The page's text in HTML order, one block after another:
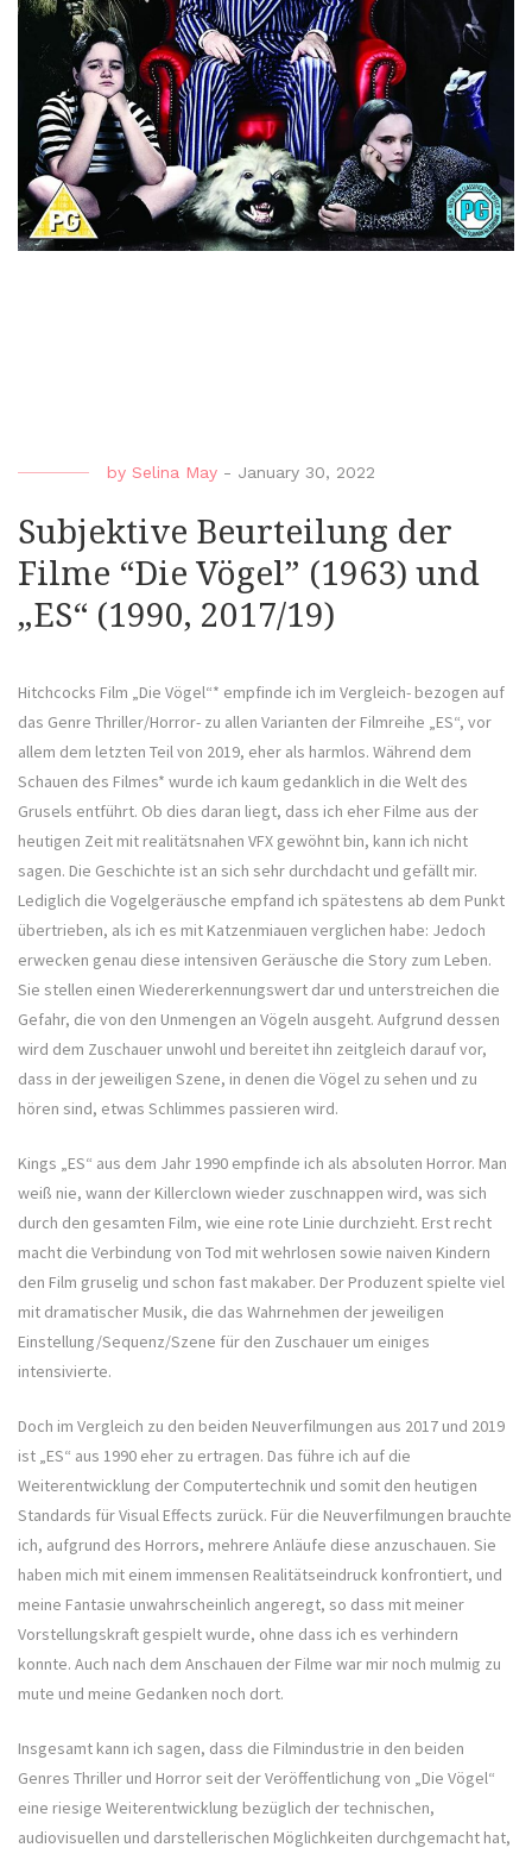
by Selina May - January 30, 2022
Subjektive Beurteilung der
Filme “Die Vögel” (1963) und
„ES“ (1990, 2017/19)
Hitchcocks Film „Die Vögel“* empfinde ich im Vergleich- bezogen auf
das Genre Thriller/Horror- zu allen Varianten der Filmreihe „ES“, vor
allem dem letzten Teil von 2019, eher als harmlos. Während dem
Schauen des Filmes* wurde ich kaum gedanklich in die Welt des
Grusels entführt. Ob dies daran liegt, dass ich eher Filme aus der
heutigen Zeit mit realitätsnahen VFX gewöhnt bin, kann ich nicht
sagen. Die Geschichte ist an sich sehr durchdacht und gefällt mir.
Lediglich die Vogelgeräusche empfand ich spätestens ab dem Punkt
übertrieben, als ich es mit Katzenmiauen verglichen habe: Jedoch
erwecken genau diese intensiven Geräusche die Story zum Leben.
Sie stellen einen Wiedererkennungswert dar und unterstreichen die
Gefahr, die von den Unmengen an Vögeln ausgeht. Aufgrund dessen
wird dem Zuschauer unwohl und bereitet ihn zeitgleich darauf vor,
dass in der jeweiligen Szene, in denen die Vögel zu sehen und zu
hören sind, etwas Schlimmes passieren wird.
Kings „ES“ aus dem Jahr 1990 empfinde ich als absoluten Horror. Man
weiß nie, wann der Killerclown wieder zuschnappen wird, was sich
durch den gesamten Film, wie eine rote Linie durchzieht. Erst recht
macht die Verbindung von Tod mit wehrlosen sowie naiven Kindern
den Film gruselig und schon fast makaber. Der Produzent spielte viel
mit dramatischer Musik, die das Wahrnehmen der jeweiligen
Einstellung/Sequenz/Szene für den Zuschauer um einiges
intensivierte.
Doch im Vergleich zu den beiden Neuverfilmungen aus 2017 und 2019
ist „ES“ aus 1990 eher zu ertragen. Das führe ich auf die
Weiterentwicklung der Computertechnik und somit den heutigen
Standards für Visual Effects zurück. Für die Neuverfilmungen brauchte
ich, aufgrund des Horrors, mehrere Anläufe diese anzuschauen. Sie
haben mich mit einem immensen Realitätseindruck konfrontiert, und
meine Fantasie unwahrscheinlich angeregt, so dass mit meiner
Vorstellungskraft gespielt wurde, ohne dass ich es verhindern
konnte. Auch nach dem Anschauen der Filme war mir noch mulmig zu
mute und meine Gedanken noch dort.
Insgesamt kann ich sagen, dass die Filmindustrie in den beiden
Genres Thriller und Horror seit der Veröffentlichung von „Die Vögel“
eine riesige Weiterentwicklung bezüglich der technischen,
audiovisuellen und darstellerischen Möglichkeiten durchgemacht hat,